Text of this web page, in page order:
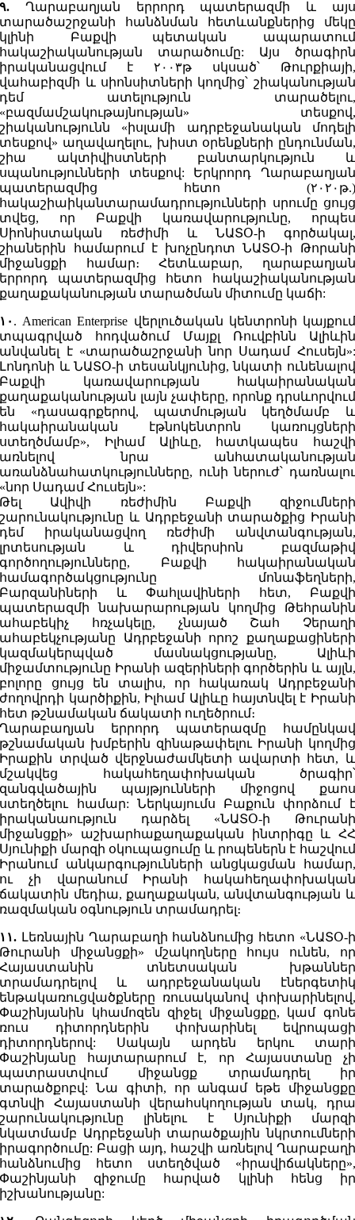
۹. Ղարաբաղյան երրորդ պատերազմի և այս
տարածաշրջանի հանձնման հետևանքներից մեկը
կլինի Բաքվի պետական ապարատում
հակաշիականության տարածումը: Այս ծրագիրն
իրականացվում է ۲۰۰۳թ սկսած՝ Թուրքիայի,
վահաբիզմի և սիոնսիտների կողմից՝ շիականության
դեմ ատելություն տարածելու,
«բազմամշակութայնության» տեսքով,
շիականությունն «իսլամի ադրբեջանական մոդելի
տեսքով» աղավաղելու, խիստ օրենքների ընդունման,
շիա ակտիվիստների բանտարկություն և
սպանությունների տեսքով: Երկրորդ Ղարաբաղյան
պատերազմից հետո (۲۰۲۰թ.)
հակաշիաիկանտարամադրությունների սրումը ցույց
տվեց, որ Բաքվի կառավարությունը, որպես
Սիոնիստական ռեժիմի և ՆԱՏՕ-ի գործակալ,
շիաներին համարում է խոչընդոտ ՆԱՏՕ-ի Թորանի
միջանցքի համար։ Հետևաբար, ղարաբաղյան
երրորդ պատերազմից հետո հակաշիականության
քաղաքականության տարածման միտումը կաճի:
۱۰ . American Enterprise վերլուծական կենտրոնի կայքում
տպագրված հոդվածում Մայքլ Ռուվբինն Ալիևին
անվանել է «տարածաշրջանի նոր Սադամ Հուսեյն»:
Լոնդոնի և ՆԱՏՕ-ի տեսանկյունից, նկատի ունենալով
Բաքվի կառավարության հակաիրանական
քաղաքականության լայն չափերը, որոնք դրսևորվում
են «դասագրքերով, պատմության կեղծմամբ և
հակաիրանական էթնոկենտրոն կառույցների
ստեղծմամբ», Իլհամ Ալիևը, հատկապես հաշվի
առնելով նրա անհատականության
առանձնահատկությունները, ունի ներուժ՝ դառնալու
«նոր Սադամ Հուսեյն»:
Թել Ավիվի ռեժիմին Բաքվի զիջումների
շարունակությունը և Ադրբեջանի տարածքից Իրանի
դեմ իրականացվող ռեժիմի անվտանգության,
լրտեսության և դիվերսիոն բազմաթիվ
գործողությունները, Բաքվի հակաիրանական
համագործակցությունը մոնաֆեղների,
Բարզանիների և Փահլավիների հետ, Բաքվի
պատերազմի նախարարության կողմից Թեհրանին
ահաբեկիչ հռչակելը, չնայած Շահ Չերաղի
ահաբեկչությանը Ադրբեջանի որոշ քաղաքացիների
կազմակերպված մասնակցությանը, Ալիևի
միջամտությունը Իրանի ազերիների գործերին և այլն,
բոլորը ցույց են տալիս, որ հակառակ Ադրբեջանի
ժողովրդի կարծիքին, Իլհամ Ալիևը հայտնվել է Իրանի
հետ թշնամական ճակատի ուղեծրում։
Ղարաբաղյան երրորդ պատերազմը համընկավ
թշնամական խմբերին զինաթափելու Իրանի կողմից
Իրաքին տրված վերջնաժամկետի ավարտի հետ, և
մշակվեց հակահեղափոխական ծրագիր՝
զանգվածային պայթյունների միջոցով քաոս
ստեղծելու համար: Ներկայումս Բաքուն փորձում է
իրականաություն դարձել «ՆԱՏՕ-ի Թուրանի
միջանցքի» աշխարհաքաղաքական ինտրիգը և ՀՀ
Սյունիքի մարզի օկուպացումը և րոպեներն է հաշվում
Իրանում անկարգությունների անցկացման համար,
ու չի վարանում Իրանի հակահեղափոխական
ճակատին մեդիա, քաղաքական, անվտանգության և
ռազմական օգնություն տրամադրել։
۱۱. Լեռնային Ղարաբաղի հանձնումից հետո «ՆԱՏՕ-ի
Թուրանի միջանցքի» մշակողները հույս ունեն, որ
Հայաստանին տնետսական խթաններ
տրամադրելով և ադրբեջանական էներգետիկ
ենթակառուցվածքները ռուսականով փոխարինելով,
Փաշինյանին կհամոզեն զիջել միջանցքը, կամ գոնե
ռուս դիտորդներին փոխարինել եվրոպացի
դիտորդներով: Սակայն արդեն երկու տարի
Փաշինյանը հայտարարում է, որ Հայաստանը չի
պատրաստվում միջանցք տրամադրել իր
տարածքոբվ: Նա գիտի, որ անգամ եթե միջանցքը
գտնվի Հայաստանի վերահսկողության տակ, դրա
շարունակությունը լինելու է Սյունիքի մարզի
նկատմամբ Ադրբեջանի տարածքային նկրտումների
իրագործումը: Բացի այդ, հաշվի առնելով Ղարաբաղի
հանձնումից հետո ստեղծված «իրավիճակները»,
Փաշինյանի զիջումը հարված կլինի հենց իր
իշխանությանը: